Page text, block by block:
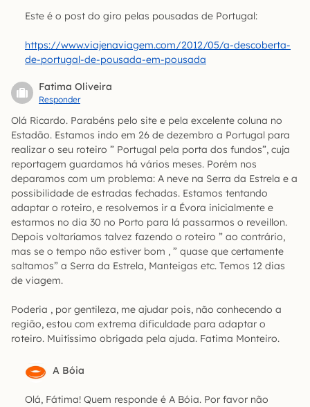
Este é o post do giro pelas pousadas de Portugal:
https://www.viajenaviagem.com/2012/05/a-descoberta-
de-portugal-de-pousada-em-pousada
Fatima Oliveira
Responder
Olá Ricardo. Parabéns pelo site e pela excelente coluna no
Estadão. Estamos indo em 26 de dezembro a Portugal para
realizar o seu roteiro ” Portugal pela porta dos fundos”, cuja
reportagem guardamos há vários meses. Porém nos
deparamos com um problema: A neve na Serra da Estrela e a
possibilidade de estradas fechadas. Estamos tentando
adaptar o roteiro, e resolvemos ir a Évora inicialmente e
estarmos no dia 30 no Porto para lá passarmos o reveillon.
Depois voltaríamos talvez fazendo o roteiro ” ao contrário,
mas se o tempo não estiver bom , ” quase que certamente
saltamos” a Serra da Estrela, Manteigas etc. Temos 12 dias
de viagem.
Poderia , por gentileza, me ajudar pois, não conhecendo a
região, estou com extrema dificuldade para adaptar o
roteiro. Muitíssimo obrigada pela ajuda. Fatima Monteiro.
A Bóia
Olá, Fátima! Quem responde é A Bóia. Por favor não